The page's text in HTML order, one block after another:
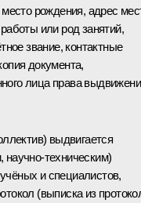
рождения, адрес
или род занятий,
звание, контактные
документа,
лица права
выдвигается
техническим)
и специалистов,
(выписка из